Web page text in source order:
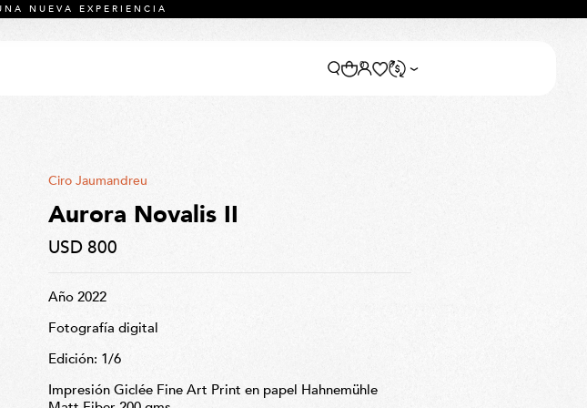
NUEVA EXPERIENCIA
0 0
Ciro Jaumandreu
Aurora Novalis II
USD 800
Año 2022
Fotografía digital
Edición: 1/6
Impresión Giclée Fine Art Print en papel Hahnemühle